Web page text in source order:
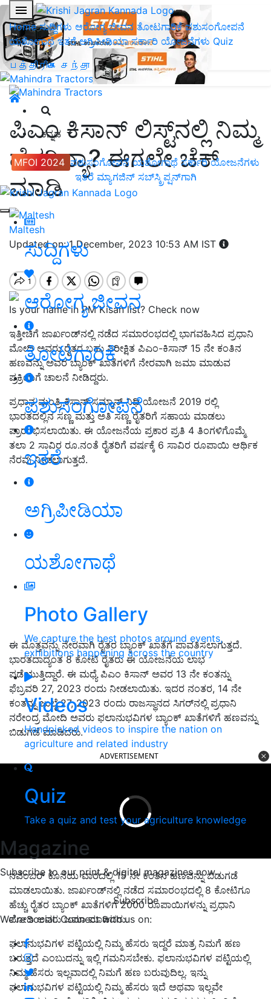
Home ಸುದ್ದಿಗಳು ಆರೋಗ್ಯ ಜೀವನ ತೋಟಗಾರಿಕೆಪಶುಸಂಗೋಪನೆ
ಯಶೋಗಾಥೆ ಇತರೆ ಅಗ್ರಿಪೀಡಿಯಾ ಸರ್ಕಾರಿ ಯೋಜನೆಗಳು Quiz
பத்திரிகை சந்தா
ಕನ್ನಡ
MFOI 2024 ಪಶುಸಂಗೋಪನೆ ಯಶೋಗಾಥೆ ಸರ್ಕಾರಿ ಯೋಜನೆಗಳು
ಇತರೆ ಮ್ಯಾಗಜಿನ್‌ ಸಬ್‌ಸ್ಕ್ರಿಪ್ಷನ್‌ಗಾಗಿ
ಸುದ್ದಿಗಳು
ಆರೋಗ್ಯ ಜೀವನ
ತೋಟಗಾರಿಕೆ
ಪಶುಸಂಗೋಪನೆ
ಇತರೆ
ಅಗ್ರಿಪೀಡಿಯಾ
ಯಶೋಗಾಥೆ
Photo Gallery
We capture the best photos around events,
exhibitions happening across the country
Videos
Handpicked videos to inspire the nation on
agriculture and related industry
Quiz
Take a quiz and test your agriculture knowledge
Magazine
Subscribe to our print & digital magazines now
Subscribe
We're social. Connect with us on:
ಪಿಎಂ ಕಿಸಾನ್‌ ಲಿಸ್ಟ್‌ನಲ್ಲಿ ನಿಮ್ಮ
ಹೆಸರಿದ್ಯಾ? ಈಗಲೇ ಚೆಕ್‌
ಮಾಡಿ
Maltesh
Updated on: 1 December, 2023 10:53 AM IST
Is your name in PM Kisan list? Check now
ಇತ್ತೀಚಿಗೆ ಜಾರ್ಖಂಡ್‌ನಲ್ಲಿ ನಡೆದ ಸಮಾರಂಭದಲ್ಲಿ ಭಾಗವಹಿಸಿದ ಪ್ರಧಾನಿ
ಮೋದಿ ಅವರು ರೈತರ ಬಹು ನಿರೀಕ್ಷಿತ ಪಿಎಂ-ಕಿಸಾನ್ 15 ನೇ ಕಂತಿನ
ಹಣವನ್ನು ಅವರ ಬ್ಯಾಂಕ್ ಖಾತೆಗಳಿಗೆ ನೇರವಾಗಿ ಜಮಾ ಮಾಡುವ
ಪ್ರಕ್ರಿಯೆಗೆ ಚಾಲನೆ ನೀಡಿದ್ದರು.
ಪ್ರಧಾನ ಮಂತ್ರಿ ಕಿಸಾನ್ ಸಮ್ಮಾನ್ ನಿಧಿ ಯೋಜನೆ 2019 ರಲ್ಲಿ
ಭಾರತದಲ್ಲಿನ ಸಣ್ಣ ಮತ್ತು ಅತಿ ಸಣ್ಣ ರೈತರಿಗೆ ಸಹಾಯ ಮಾಡಲು
ಪ್ರಾರಂಭಿಸಲಾಯಿತು. ಈ ಯೋಜನೆಯ ಪ್ರಕಾರ ಪ್ರತಿ 4 ತಿಂಗಳಿಗೊಮ್ಮೆ
ತಲಾ 2 ಸಾವಿರ ರೂ.ನಂತೆ ರೈತರಿಗೆ ವರ್ಷಕ್ಕೆ 6 ಸಾವಿರ ರೂಪಾಯಿ ಆರ್ಥಿಕ
ನೆರವು ನೀಡಲಾಗುತ್ತದೆ.
ಈ ಮೊತ್ತವನ್ನು ನೇರವಾಗಿ ರೈತರ ಬ್ಯಾಂಕ್ ಖಾತೆಗೆ ಪಾವತಿಸಲಾಗುತ್ತದೆ.
ಭಾರತದಾದ್ಯಂತ 8 ಕೋಟಿ ರೈತರು ಈ ಯೋಜನೆಯ ಲಾಭ
ಪಡೆಯುತ್ತಿದ್ದಾರೆ. ಈ ಮಧ್ಯೆ ಪಿಎಂ ಕಿಸಾನ್ ಅವರ 13 ನೇ ಕಂತನ್ನು
ಫೆಬ್ರವರಿ 27, 2023 ರಂದು ನೀಡಲಾಯಿತು. ಇದರ ನಂತರ, 14 ನೇ
ಕಂತನ್ನು ಜುಲೈ 27, 2023 ರಂದು ರಾಜಸ್ಥಾನದ ಸಿಗರ್‌ನಲ್ಲಿ ಪ್ರಧಾನಿ
ನರೇಂದ್ರ ಮೋದಿ ಅವರು ಫಲಾನುಭವಿಗಳ ಬ್ಯಾಂಕ್ ಖಾತೆಗಳಿಗೆ ಹಣವನ್ನು
ಬಿಡುಗಡೆ ಮಾಡಿದರು.
ADVERTISEMENT
ನವೆಂಬರ್ ಕೊನೆಯ ವಾರದಲ್ಲಿ 15 ನೇ ಕಂತಿನ ಹಣವನ್ನು ಬಿಡುಗಡೆ
ಮಾಡಲಾಯಿತು. ಜಾರ್ಖಂಡ್‌ನಲ್ಲಿ ನಡೆದ ಸಮಾರಂಭದಲ್ಲಿ 8 ಕೋಟಿಗೂ
ಹೆಚ್ಚು ರೈತರ ಬ್ಯಾಂಕ್ ಖಾತೆಗಳಿಗೆ 2000 ರೂಪಾಯಿಗಳನ್ನು ಪ್ರಧಾನಿ
ಮೋದಿ ಅವರು ಜಮಾ ಮಾಡಿದರು.
ಫಲಾನುಭವಿಗಳ ಪಟ್ಟಿಯಲ್ಲಿ ನಿಮ್ಮ ಹೆಸರು ಇದ್ದರೆ ಮಾತ್ರ ನಿಮಗೆ ಹಣ
ಬರುತ್ತದೆ ಎಂಬುದನ್ನು ಇಲ್ಲಿ ಗಮನಿಸಬೇಕು. ಫಲಾನುಭವಿಗಳ ಪಟ್ಟಿಯಲ್ಲಿ
ನಿಮ್ಮ ಹೆಸರು ಇಲ್ಲವಾದಲ್ಲಿ ನಿಮಗೆ ಹಣ ಬರುವುದಿಲ್ಲ. ಇನ್ನು
ಫಲಾನುಭವಿಗಳ ಪಟ್ಟಿಯಲ್ಲಿ ನಿಮ್ಮ ಹೆಸರು ಇದೆ ಅಥವಾ ಇಲ್ಲವೇ